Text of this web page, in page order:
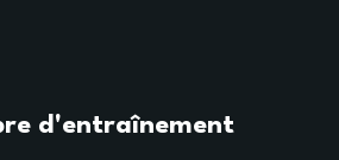
d'entraînement